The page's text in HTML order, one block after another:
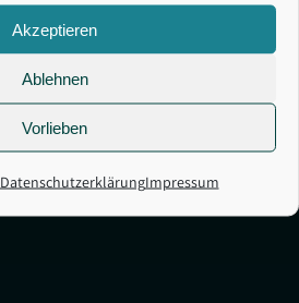
Akzeptieren
Ablehnen
Vorlieben
DatenschutzerklärungImpressum
gelesen und akzeptiere
Senden